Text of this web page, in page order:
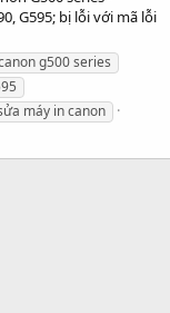
G595; bị lỗi với mã lỗi
g500 series
máy in canon